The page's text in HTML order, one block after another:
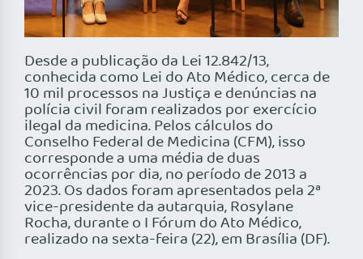
Desde a publicação da Lei 12.842/13,
conhecida como Lei do Ato Médico, cerca de
10 mil processos na Justiça e denúncias na
polícia civil foram realizados por exercício
ilegal da medicina. Pelos cálculos do
Conselho Federal de Medicina (CFM), isso
corresponde a uma média de duas
ocorrências por dia, no período de 2013 a
2023. Os dados foram apresentados pela 2ª
vice-presidente da autarquia, Rosylane
Rocha, durante o I Fórum do Ato Médico,
realizado na sexta-feira (22), em Brasília (DF).